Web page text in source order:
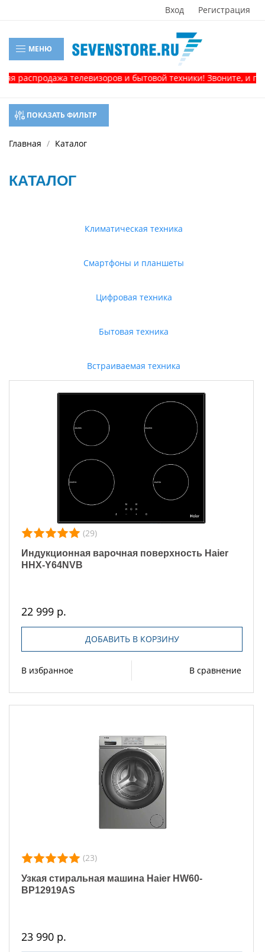
Вход Регистрация
МЕНЮ
телевизоров и бытовой техники! Звоните, и
ПОКАЗАТЬ ФИЛЬТР
Главная Каталог
КАТАЛОГ
Климатическая техника
Смартфоны и планшеты
Цифровая техника
Бытовая техника
Встраиваемая техника
(29)
Индукционная варочная поверхность Haier
HHX-Y64NVB
22 999 р.
ДОБАВИТЬ В КОРЗИНУ
В избранное В сравнение
(23)
Узкая стиральная машина Haier HW60-
BP12919AS
23 990 р.